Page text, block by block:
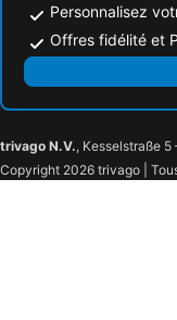
Personnalisez
Offres fidélité et
trivago N.V., Kesselstraße 5
Copyright 2026 trivago |